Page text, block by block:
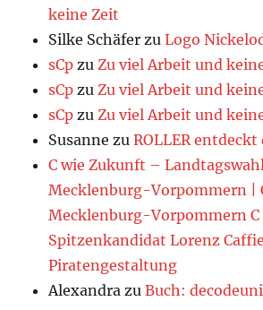
keine Zeit
Silke Schäfer zuLogo
sCp zuZu viel Arbeit und
sCp zuZu viel Arbeit und
sCp zuZu viel Arbeit und
Susanne zuROLLER
C wie Zukunft –
Mecklenburg-Vorpommern |
Mecklenburg-Vorpommern
Spitzenkandidat Lorenz
Piratengestaltung
Alexandra zuBuch: